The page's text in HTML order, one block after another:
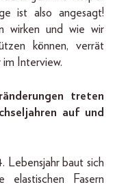
ist also angesagt!
wirken und wie wir
können, verrät
Interview.
treten
auf und
Lebensjahr baut sich
Fasern